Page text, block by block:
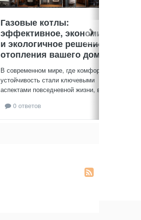
Газовые котлы:
эффективное, экономичное
и экологичное решение для
отопления вашего дома
В современном мире, где комфорт и
устойчивость стали ключевыми
аспектами повседневной жизни, выбор...
0 ответов